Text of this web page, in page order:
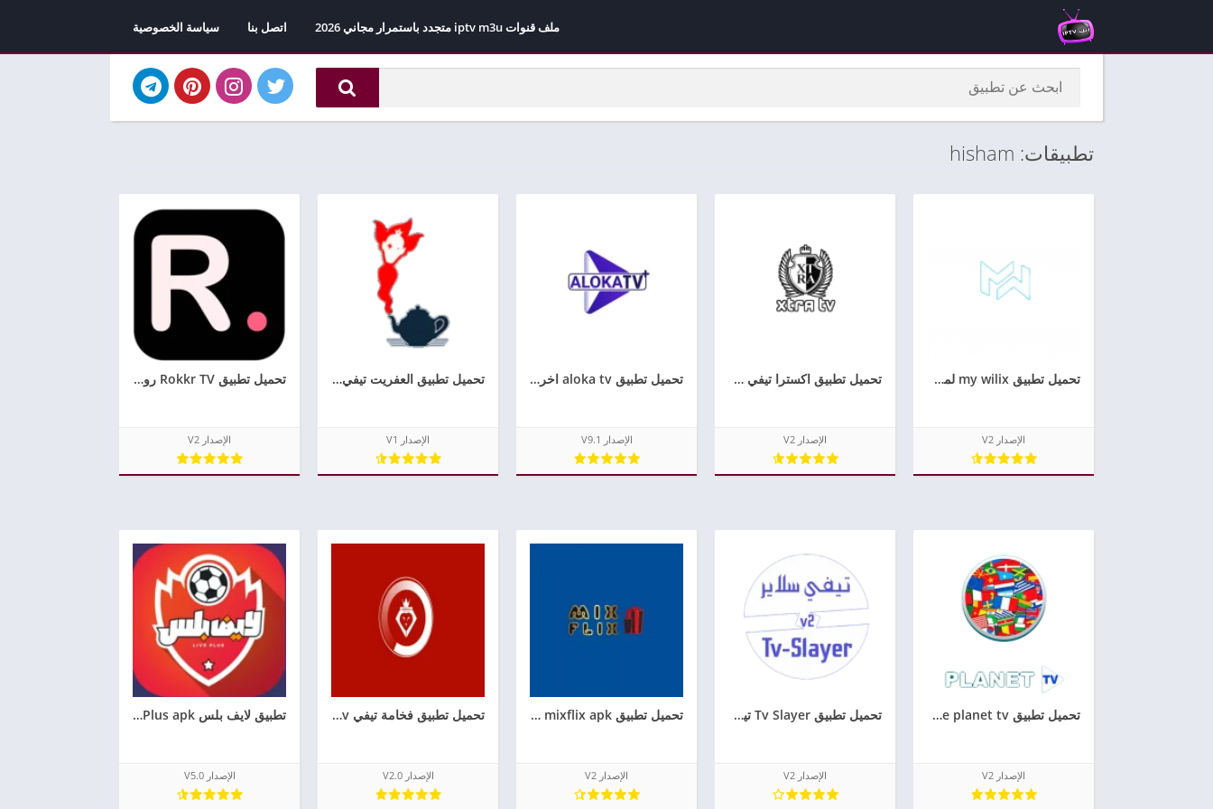
ملف قنوات iptv m3u متجدد باستمرار مجاني 2026 اتصل بنا سياسة الخصوصية
تطبيقات: hisham
تحميل تطبيق my wilix لمشاهدة القنوات للاندرويد مجانا
الإصدار V2
تحميل تطبيق اكسترا تيفي xtra live tv لمشاهدة القنوات للاندرويد مجانا
الإصدار V2
تحميل تطبيق aloka tv اخر اصدار aloka iptv apk لمشاهدة القنوات والمباريات مجانا
الإصدار V9.1
تحميل تطبيق العفريت تيفي Al-ifrit Tv للاندرويد مجانا
الإصدار V1
تحميل تطبيق Rokkr TV روكر لمشاهدة القنوات والافلام مجانا
الإصدار V2
تحميل تطبيق live planet tv بلانت تيفي اخر اصدار مجانا
الإصدار V2
تحميل تطبيق Tv Slayer تيفي سلاير لمشاهدة القنوات المشفرة
الإصدار V2
تحميل تطبيق mixflix apk لمشاهدة القنوات للاندرويد
الإصدار V2
تحميل تطبيق فخامة تيفي Fakhama Tv اخر اصدار مع كود التفعيل
الإصدار V2.0
تطبيق لايف بلس Live Plus apk تحميل برنامج لايف بلس للاندرويد
الإصدار V5.0